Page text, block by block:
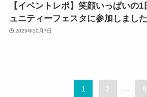
【イベントレポ】笑顔いっぱいの1
ュニティーフェスタに参加しまし
2025年10月7日
1 2 9